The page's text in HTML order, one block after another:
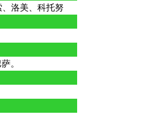
、洛美、科托努
。